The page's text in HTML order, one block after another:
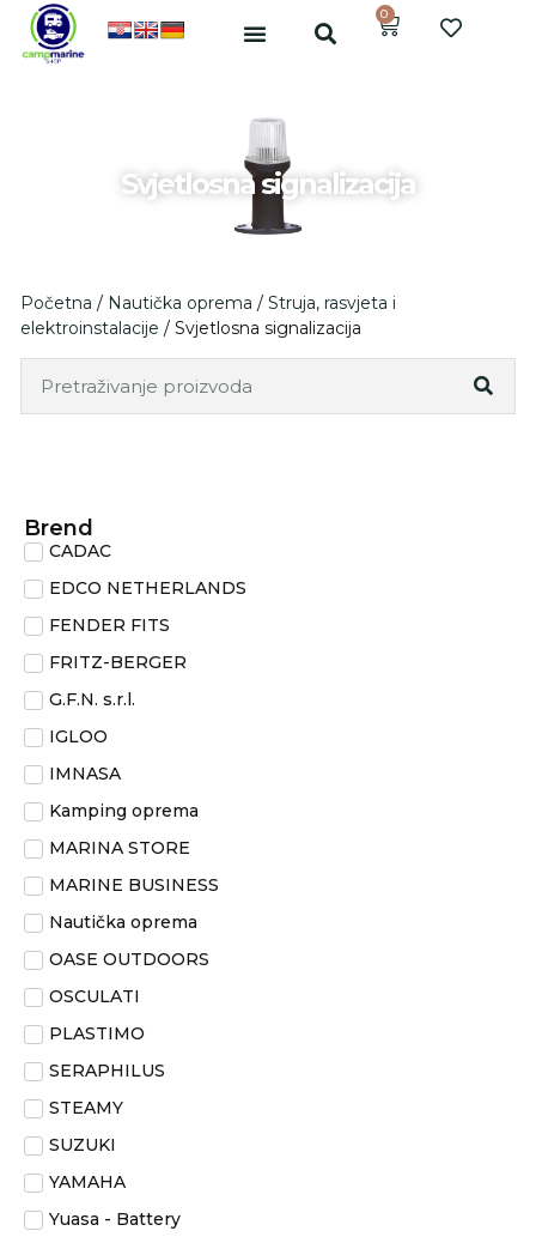
0
Svjetlosna signalizacija
Početna / Nautička oprema / Struja, rasvjeta i
elektroinstalacije / Svjetlosna signalizacija
Brend
CADAC
EDCO NETHERLANDS
FENDER FITS
FRITZ-BERGER
G.F.N. s.r.l.
IGLOO
IMNASA
Kamping oprema
MARINA STORE
MARINE BUSINESS
Nautička oprema
OASE OUTDOORS
OSCULATI
PLASTIMO
SERAPHILUS
STEAMY
SUZUKI
YAMAHA
Yuasa - Battery